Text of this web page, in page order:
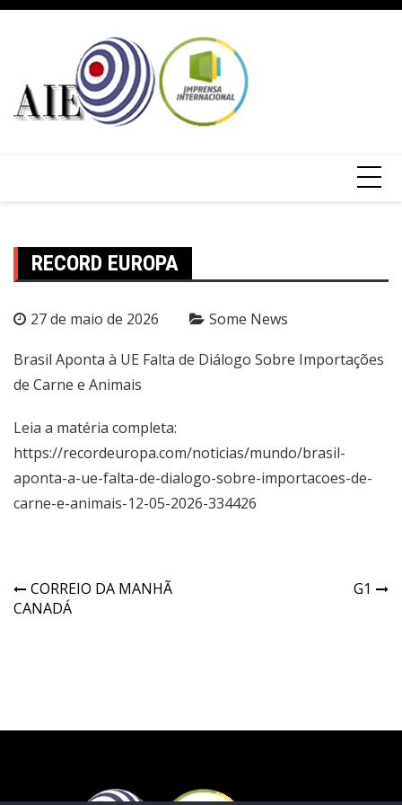
RECORD EUROPA
27 de maio de 2026 Some News
Brasil Aponta à UE Falta de Diálogo Sobre Importações
de Carne e Animais
Leia a matéria completa:
https://recordeuropa.com/noticias/mundo/brasil-
aponta-a-ue-falta-de-dialogo-sobre-importacoes-de-
carne-e-animais-12-05-2026-334426
CORREIO DA MANHÃ
CANADÁ
G1